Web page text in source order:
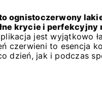
ognistoczerwony
krycie i perfekcyjny
jest wyjątkowo
czerwieni to esencja
dzień, jak i podczas